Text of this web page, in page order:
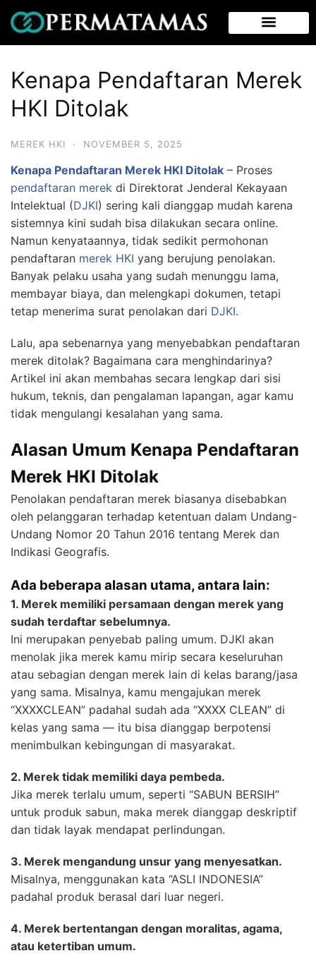
Kenapa Pendaftaran Merek
HKI Ditolak
MEREK HKI · NOVEMBER 5, 2025
Kenapa Pendaftaran Merek HKI Ditolak – Proses
pendaftaran merek di Direktorat Jenderal Kekayaan
Intelektual (DJKI) sering kali dianggap mudah karena
sistemnya kini sudah bisa dilakukan secara online.
Namun kenyataannya, tidak sedikit permohonan
pendaftaran merek HKI yang berujung penolakan.
Banyak pelaku usaha yang sudah menunggu lama,
membayar biaya, dan melengkapi dokumen, tetapi
tetap menerima surat penolakan dari DJKI.
Lalu, apa sebenarnya yang menyebabkan pendaftaran
merek ditolak? Bagaimana cara menghindarinya?
Artikel ini akan membahas secara lengkap dari sisi
hukum, teknis, dan pengalaman lapangan, agar kamu
tidak mengulangi kesalahan yang sama.
Alasan Umum Kenapa Pendaftaran
Merek HKI Ditolak
Penolakan pendaftaran merek biasanya disebabkan
oleh pelanggaran terhadap ketentuan dalam Undang-
Undang Nomor 20 Tahun 2016 tentang Merek dan
Indikasi Geografis.
Ada beberapa alasan utama, antara lain:
1. Merek memiliki persamaan dengan merek yang
sudah terdaftar sebelumnya.
Ini merupakan penyebab paling umum. DJKI akan
menolak jika merek kamu mirip secara keseluruhan
atau sebagian dengan merek lain di kelas barang/jasa
yang sama. Misalnya, kamu mengajukan merek
“XXXXCLEAN” padahal sudah ada “XXXX CLEAN” di
kelas yang sama — itu bisa dianggap berpotensi
menimbulkan kebingungan di masyarakat.
2. Merek tidak memiliki daya pembeda.
Jika merek terlalu umum, seperti “SABUN BERSIH”
untuk produk sabun, maka merek dianggap deskriptif
dan tidak layak mendapat perlindungan.
3. Merek mengandung unsur yang menyesatkan.
Misalnya, menggunakan kata “ASLI INDONESIA”
padahal produk berasal dari luar negeri.
4. Merek bertentangan dengan moralitas, agama,
atau ketertiban umum.